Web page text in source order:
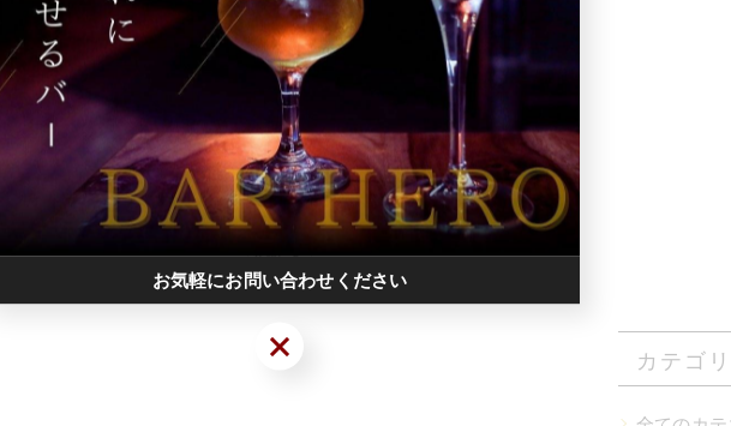
一覧に戻る
関連タグ
#堺東
カテゴ
お気軽にお問い合わせください
お気軽にお問い合わせください